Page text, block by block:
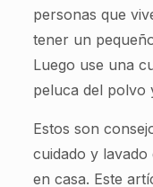
personas que
tener un
Luego use una
peluca del polvo
Estos son
cuidado y
en casa. Este